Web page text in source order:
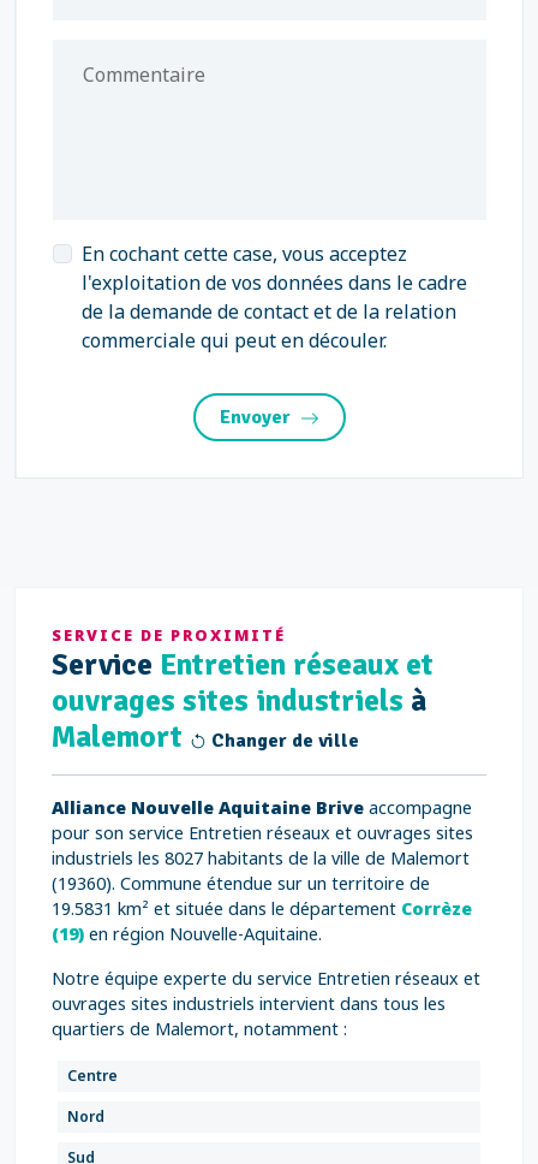
Commentaire
En cochant cette case, vous acceptez
l'exploitation de vos données dans le cadre
de la demande de contact et de la relation
commerciale qui peut en découler.
Envoyer
SERVICE DE PROXIMITÉ
Service Entretien réseaux et
ouvrages sites industriels à
Malemort
Changer de ville
Alliance Nouvelle Aquitaine Brive accompagne
pour son service Entretien réseaux et ouvrages sites
industriels les 8027 habitants de la ville de Malemort
(19360). Commune étendue sur un territoire de
19.5831 km² et située dans le département Corrèze
(19) en région Nouvelle-Aquitaine.
Notre équipe experte du service Entretien réseaux et
ouvrages sites industriels intervient dans tous les
quartiers de Malemort, notamment :
Centre
Nord
Sud